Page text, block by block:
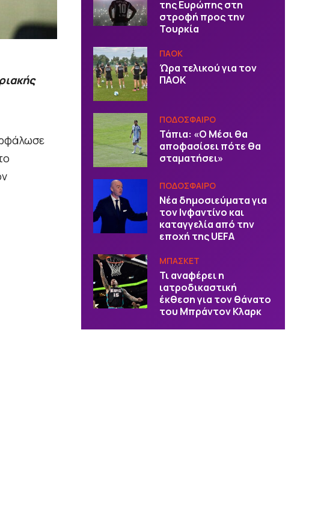
της Ευρώπης στη
στροφή προς την
Τουρκία
ΠΑΟΚ
Ώρα τελικού για τον
ΠΑΟΚ
ΠΟΔΟΣΦΑΙΡΟ
Τάπια: «Ο Μέσι θα
αποφασίσει πότε θα
σταματήσει»
ΠΟΔΟΣΦΑΙΡΟ
Νέα δημοσιεύματα για
τον Ινφαντίνο και
καταγγελία από την
εποχή της UEFA
ΜΠΑΣΚΕΤ
Τι αναφέρει η
ιατροδικαστική
έκθεση για τον θάνατο
του Μπράντον Κλαρκ